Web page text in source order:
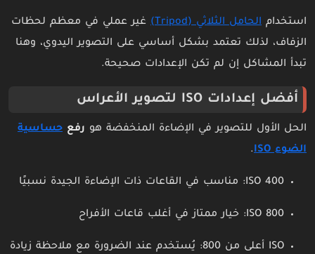
استخدام الحامل الثلاثي (Tripod)
غير عملي في معظم لحظات
الزفاف، لذلك تعتمد بشكل أساسي على التصوير اليدوي، وهنا
تبدأ المشاكل إن لم تكن الإعدادات صحيحة.
أفضل إعدادات ISO لتصوير الأعراس
الحل الأول للتصوير في الإضاءة المنخفضة هو رفع حساسية
الضوء ISO
.
ISO 400: مناسب في القاعات ذات الإضاءة الجيدة نسبيًا
ISO 800: خيار ممتاز في أغلب قاعات الأفراح
ISO أعلى من 800: يُستخدم عند الضرورة مع ملاحظة زيادة